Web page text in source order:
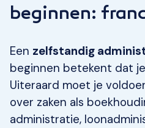
beginnen:
Een zelfstandig
beginnen betekent dat
Uiteraard moet je
over zaken als
administratie,